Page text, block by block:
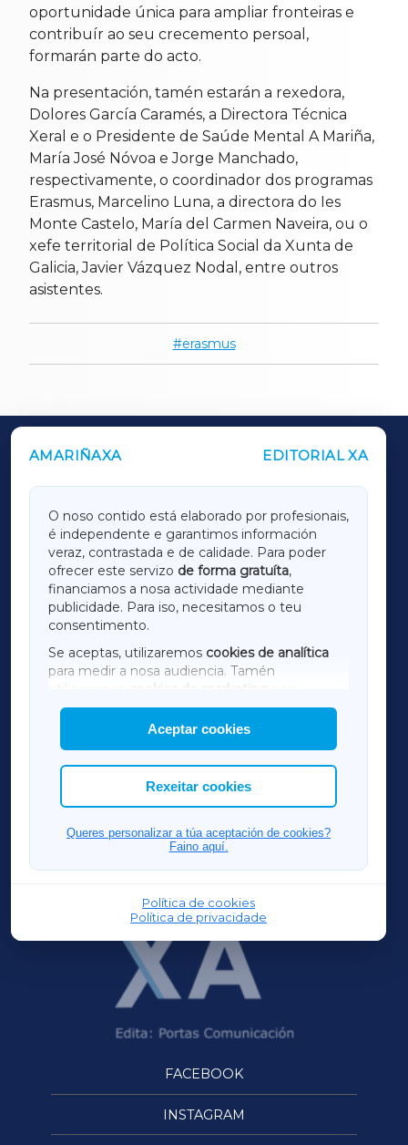
oportunidade única para ampliar fronteiras e
contribuír ao seu crecemento persoal,
formarán parte do acto.
Na presentación, tamén estarán a rexedora,
Dolores García Caramés, a Directora Técnica
Xeral e o Presidente de Saúde Mental A Mariña,
María José Nóvoa e Jorge Manchado,
respectivamente, o coordinador dos programas
Erasmus, Marcelino Luna, a directora do Ies
Monte Castelo, María del Carmen Naveira, ou o
xefe territorial de Política Social da Xunta de
Galicia, Javier Vázquez Nodal, entre outros
asistentes.
erasmus
AMARIÑAXA EDITORIAL XA
O noso contido está elaborado por profesionais,
é independente e garantimos información
veraz, contrastada e de calidade. Para poder
ofrecer este servizo de forma gratuíta,
financiamos a nosa actividade mediante
publicidade. Para iso, necesitamos o teu
consentimento.
Se aceptas, utilizaremos cookies de analítica
para medir a nosa audiencia. Tamén
utilizaremos
cookies de marketing
mostrar publicidade de terceiros.
Así mesmo, podes personalizar a elección das
cookies que desexas permitir.
Aceptar cookies
Rexeitar cookies
Queres personalizar a túa aceptación de cookies?
Faino aquí.
Política de cookies
Política de privacidade
OUTROS PERIÓDICOS
LUGOXA
TERRACHAXA
AMARIÑAXA
RIBEIRASACRAXA
ACORUÑAXA
FERROLXA
OURENSEXA
FACEBOOK
INSTAGRAM